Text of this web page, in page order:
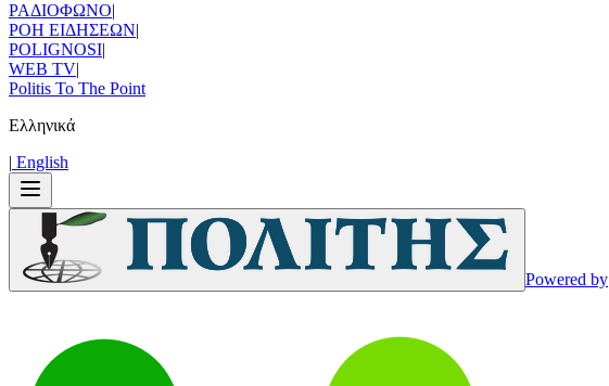
ΡΑΔΙΟΦΩΝΟ|
ΡΟΗ ΕΙΔΗΣΕΩΝ|
POLIGNOSI|
WEB TV|
Politis To The Point
Ελληνικά
| Εnglish
Powered by